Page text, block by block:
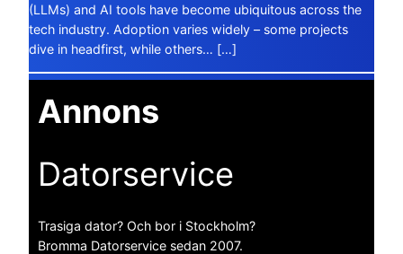
(LLMs) and AI tools have become ubiquitous across the
tech industry. Adoption varies widely – some projects
dive in headfirst, while others… […]
Annons
Datorservice
Trasiga dator? Och bor i Stockholm?
Bromma Datorservice sedan 2007.